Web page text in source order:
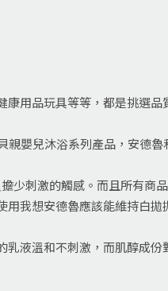
用品玩具等等，都是挑選品
嬰兒沐浴系列產品，安德魯
少刺激的觸感。而且所有商
我想安德魯應該能維持白拋
液溫和不刺激，而肌醇成份